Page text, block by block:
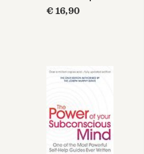
€ 16,90